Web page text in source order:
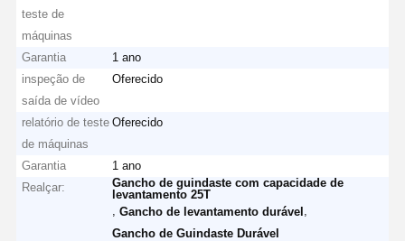
teste de
máquinas
Garantia
1 ano
inspeção de
saída de vídeo
Oferecido
relatório de teste
de máquinas
Oferecido
Garantia
1 ano
Realçar:
Gancho de guindaste com capacidade de
levantamento 25T
,Gancho de levantamento durável
Gancho de Guindaste Durável